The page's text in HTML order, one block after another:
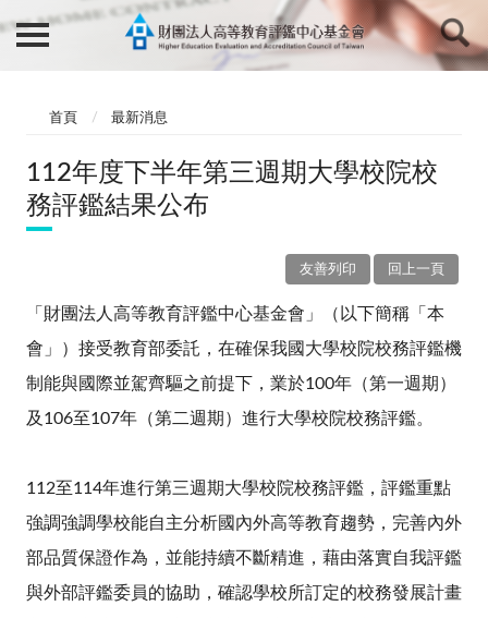
首頁 最新消息
112年度下半年第三週期大學校院校
務評鑑結果公布
回上一頁
友善列印
「財團法人高等教育評鑑中心基金會」（以下簡稱「本
會」）接受教育部委託，在確保我國大學校院校務評鑑機
制能與國際並駕齊驅之前提下，業於100年（第一週期）
及106至107年（第二週期）進行大學校院校務評鑑。
112至114年進行第三週期大學校院校務評鑑，評鑑重點
強調強調學校能自主分析國內外高等教育趨勢，完善內外
部品質保證作為，並能持續不斷精進，藉由落實自我評鑑
與外部評鑑委員的協助，確認學校所訂定的校務發展計畫